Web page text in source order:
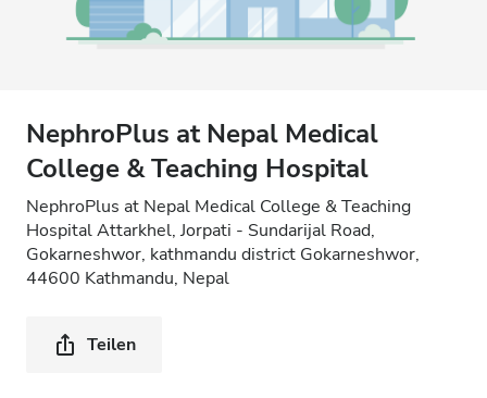
NephroPlus at Nepal Medical
College & Teaching Hospital
NephroPlus at Nepal Medical College & Teaching
Hospital Attarkhel, Jorpati - Sundarijal Road,
Gokarneshwor, kathmandu district Gokarneshwor,
44600 Kathmandu, Nepal
Teilen